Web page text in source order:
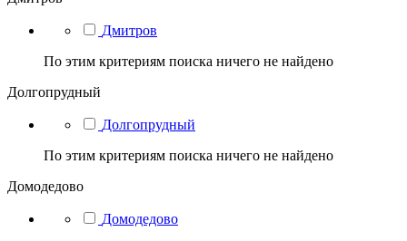
Дмитров
По этим критериям поиска ничего не найдено
Долгопрудный
Долгопрудный
По этим критериям поиска ничего не найдено
Домодедово
Домодедово